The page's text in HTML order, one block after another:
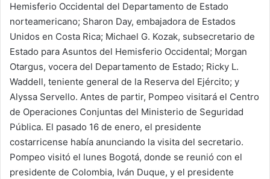
Hemisferio Occidental del Departamento de Estado
norteamericano; Sharon Day, embajadora de Estados
Unidos en Costa Rica; Michael G. Kozak, subsecretario de
Estado para Asuntos del Hemisferio Occidental; Morgan
Otargus, vocera del Departamento de Estado; Ricky L.
Waddell, teniente general de la Reserva del Ejército; y
Alyssa Servello. Antes de partir, Pompeo visitará el Centro
de Operaciones Conjuntas del Ministerio de Seguridad
Pública. El pasado 16 de enero, el presidente
costarricense había anunciando la visita del secretario.
Pompeo visitó el lunes Bogotá, donde se reunió con el
presidente de Colombia, Iván Duque, y el presidente